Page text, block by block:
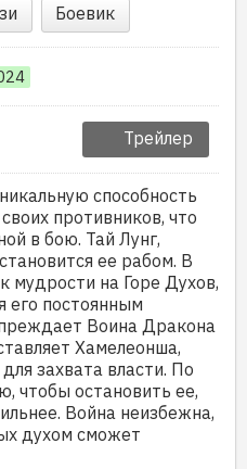
Боевик
Трейлер
способность
противников, что
в бою. Тай Лунг,
ее рабом. В
мудрости на Горе Духов,
его постоянным
Воина Дракона
Хамелеонша,
захвата власти. По
чтобы остановить ее,
Война неизбежна,
духом сможет